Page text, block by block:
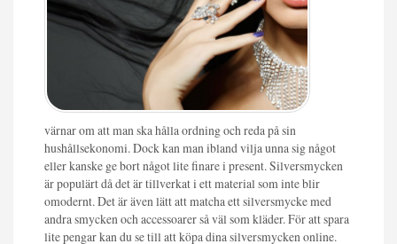
värnar om att man ska hålla ordning och reda på sin
hushållsekonomi. Dock kan man ibland vilja unna sig något
eller kanske ge bort något lite finare i present. Silversmycken
är populärt då det är tillverkat i ett material som inte blir
omodernt. Det är även lätt att matcha ett silversmycke med
andra smycken och accessoarer så väl som kläder. För att spara
lite pengar kan du se till att köpa dina silversmycken online.